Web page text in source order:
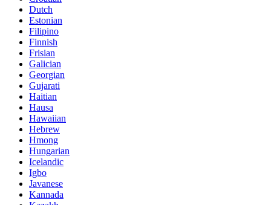
Dutch
Estonian
Filipino
Finnish
Frisian
Galician
Georgian
Gujarati
Haitian
Hausa
Hawaiian
Hebrew
Hmong
Hungarian
Icelandic
Igbo
Javanese
Kannada